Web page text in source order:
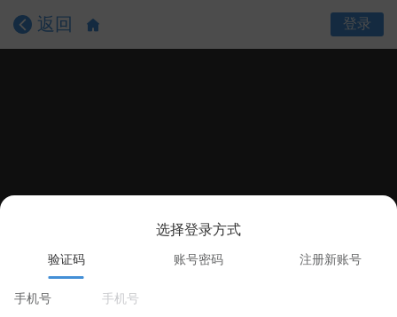
返回 登录
选择登录方式
验证码 账号密码 注册新账号
手机号